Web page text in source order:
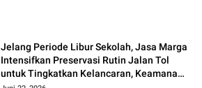
Jelang Periode Libur Sekolah, Jasa Marga
Intensifkan Preservasi Rutin Jalan Tol
untuk Tingkatkan Kelancaran, Keamanan